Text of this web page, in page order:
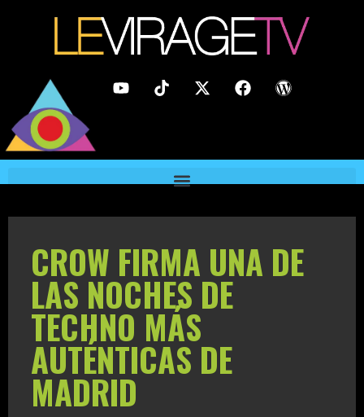
CROW FIRMA UNA DE
LAS NOCHES DE
TECHNO MÁS
AUTÉNTICAS DE
MADRID